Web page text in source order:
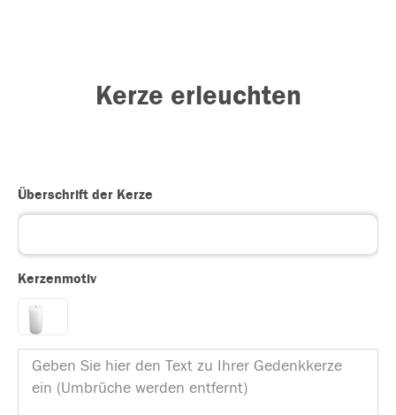
Kerze erleuchten
Überschrift der Kerze
Kerzenmotiv